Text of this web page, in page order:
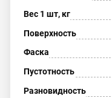
Вес 1 шт, кг
Поверхность
Фаска
Пустотность
Разновидность